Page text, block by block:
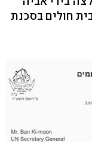
חולים בסכנת